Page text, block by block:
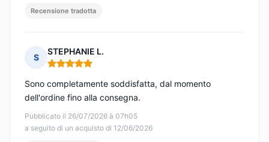
Recensione tradotta
S
STEPHANIE L.
Nota: 5 su 5
Pubblicato il 26/07/2026 à 07h05
a seguito di un acquisto di 12/06/2026
Sono completamente soddisfatta, dal momento
dell'ordine fino alla consegna.